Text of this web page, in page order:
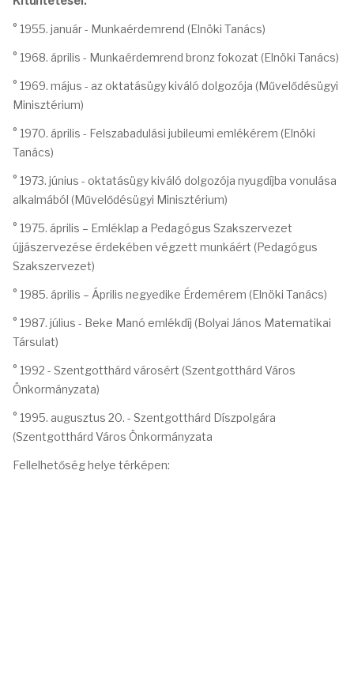
° 1955. január - Munkaérdemrend (Elnöki Tanács)
° 1968. április - Munkaérdemrend bronz fokozat (Elnöki Tanács)
° 1969. május - az oktatásügy kiváló dolgozója (Művelődésügyi
Minisztérium)
° 1970. április - Felszabadulási jubileumi emlékérem (Elnöki
Tanács)
° 1973. június - oktatásügy kiváló dolgozója nyugdíjba vonulása
alkalmából (Művelődésügyi Minisztérium)
° 1975. április – Emléklap a Pedagógus Szakszervezet
újjászervezése érdekében végzett munkáért (Pedagógus
Szakszervezet)
° 1985. április – Április negyedike Érdemérem (Elnöki Tanács)
° 1987. július - Beke Manó emlékdíj (Bolyai János Matematikai
Társulat)
° 1992 - Szentgotthárd városért (Szentgotthárd Város
Önkormányzata)
° 1995. augusztus 20. - Szentgotthárd Díszpolgára
(Szentgotthárd Város Önkormányzata
Fellelhetőség helye térképen: